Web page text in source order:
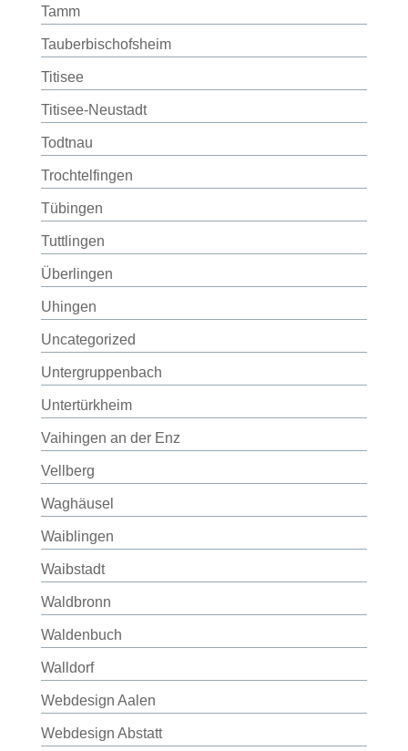
Tamm
Tauberbischofsheim
Titisee
Titisee-Neustadt
Todtnau
Trochtelfingen
Tübingen
Tuttlingen
Überlingen
Uhingen
Uncategorized
Untergruppenbach
Untertürkheim
Vaihingen an der Enz
Vellberg
Waghäusel
Waiblingen
Waibstadt
Waldbronn
Waldenbuch
Walldorf
Webdesign Aalen
Webdesign Abstatt